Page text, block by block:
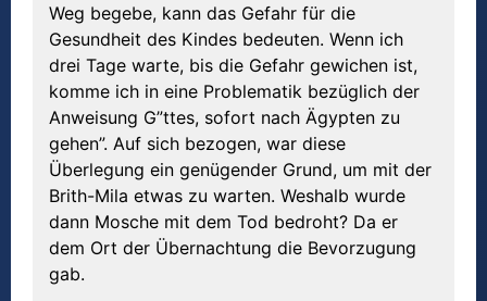
Weg begebe, kann das Gefahr für die
Gesundheit des Kindes bedeuten. Wenn ich
drei Tage warte, bis die Gefahr gewichen ist,
komme ich in eine Problematik bezüglich der
Anweisung G”ttes, sofort nach Ägypten zu
gehen”. Auf sich bezogen, war diese
Überlegung ein genügender Grund, um mit der
Brith-Mila etwas zu warten. Weshalb wurde
dann Mosche mit dem Tod bedroht? Da er
dem Ort der Übernachtung die Bevorzugung
gab.